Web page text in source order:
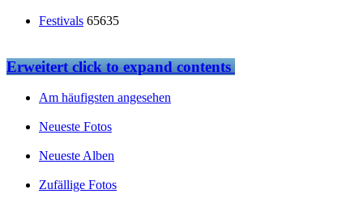
Festivals 65635
Erweitertclick to expand contents
Am häufigsten angesehen
Neueste Fotos
Neueste Alben
Zufällige Fotos